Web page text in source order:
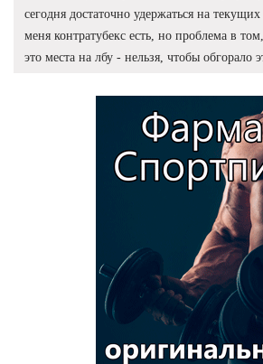
сегодня достаточно удержаться на
меня контратубекс есть, но проблема в
это места на лбу - нельзя, чтобы обгорало